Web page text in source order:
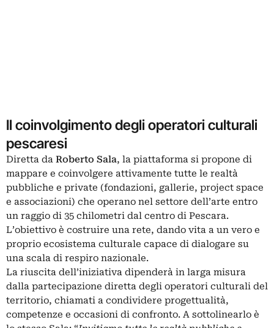
Il coinvolgimento degli operatori culturali
pescaresi
Diretta da Roberto Sala, la piattaforma si propone di
mappare e coinvolgere attivamente tutte le realtà
pubbliche e private (fondazioni, gallerie, project space
e associazioni) che operano nel settore dell’arte entro
un raggio di 35 chilometri dal centro di Pescara.
L’obiettivo è costruire una rete, dando vita a un vero e
proprio ecosistema culturale capace di dialogare su
una scala di respiro nazionale.
La riuscita dell’iniziativa dipenderà in larga misura
dalla partecipazione diretta degli operatori culturali del
territorio, chiamati a condividere progettualità,
competenze e occasioni di confronto. A sottolinearlo è